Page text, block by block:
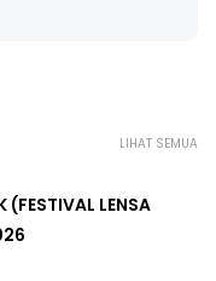
LIHAT SEMUA
(FESTIVAL LENSA